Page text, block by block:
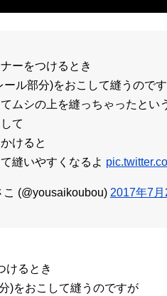
ーをつけるとき
ール部分)をおこして縫うので
ムシの上を縫っちゃったとい
て
けると
縫いやすくなるよ
(@yousaikoubou) 2017年7
けるとき
)をおこして縫うのですが